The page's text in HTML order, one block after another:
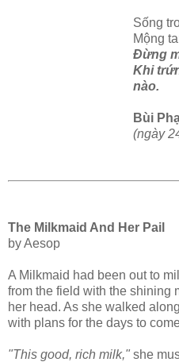
Sống
Mộng
Đừng
Khi
nào.
Bùi
(ngày
The Milkmaid And Her Pail
by Aesop
A Milkmaid had been out to
from the field with the shining
her head. As she walked
with plans for the days to
"This good, rich milk," she